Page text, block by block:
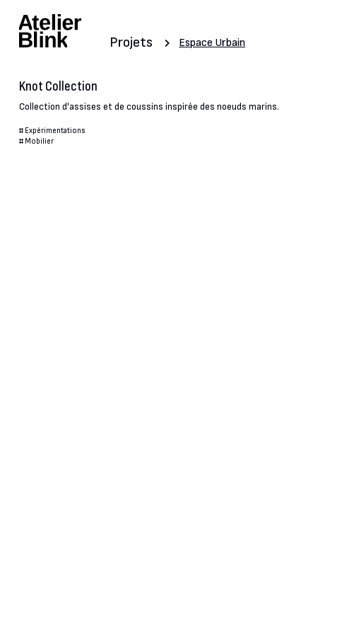
Projets Espace Urbain
Knot Collection
Collection d'assises et de coussins inspirée des noeuds marins.
# Expérimentations
# Mobilier